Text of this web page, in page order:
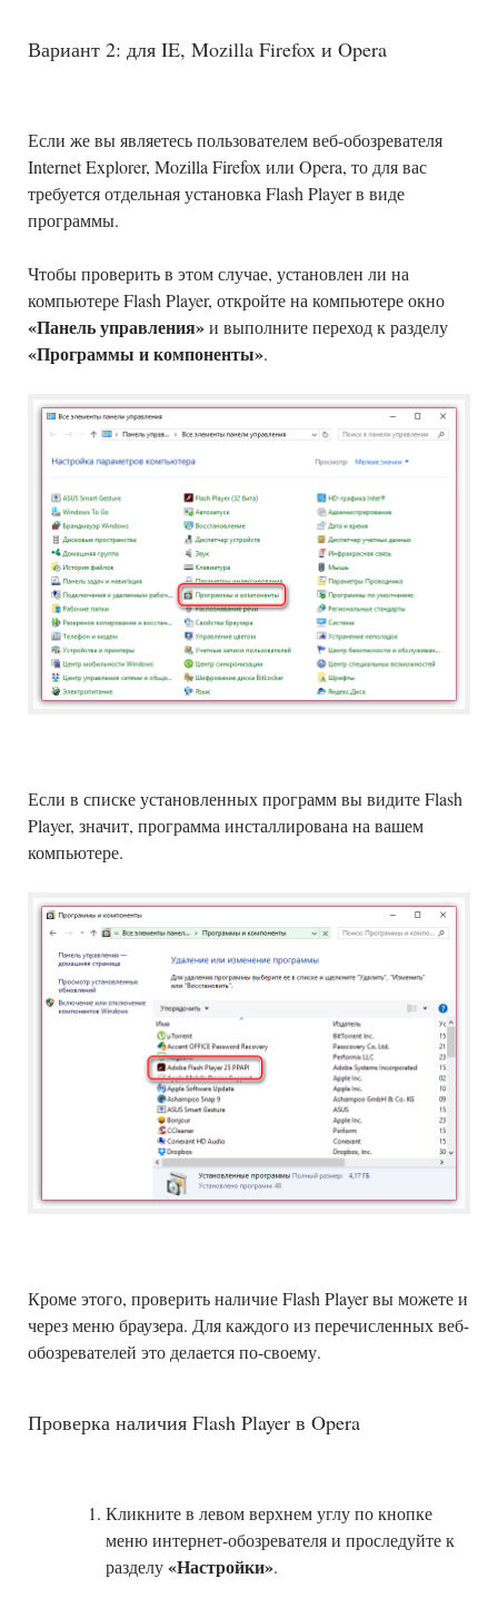
Вариант 2: для IE, Mozilla Firefox и Opera
Если же вы являетесь пользователем веб-обозревателя
Internet Explorer, Mozilla Firefox или Opera, то для вас
требуется отдельная установка Flash Player в виде
программы.
Чтобы проверить в этом случае, установлен ли на
компьютере Flash Player, откройте на компьютере окно
«Панель управления»и выполните переход к разделу
«Программы и компоненты».
Если в списке установленных программ вы видите Flash
Player, значит, программа инсталлирована на вашем
компьютере.
Кроме этого, проверить наличие Flash Player вы можете и
через меню браузера. Для каждого из перечисленных веб-
обозревателей это делается по-своему.
Проверка наличия Flash Player в Opera
Кликните в левом верхнем углу по кнопке
меню интернет-обозревателя и проследуйте к
разделу«Настройки».